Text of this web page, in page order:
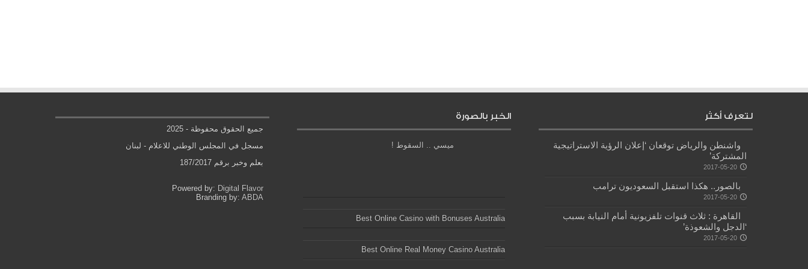
لتعرف أكثر
واشنطن والرياض توقعان ‘إعلان الرؤية الاستراتيجية
المشتركة’
2017-05-20
بالصور.. هكذا استقبل السعوديون ترامب
2017-05-20
القاهرة : ثلاث قنوات تلفزيونية أمام النيابة بسبب
‘الدجل والشعوذة’
2017-05-20
الخبر بالصورة
ميسي .. السقوط !
Best Online Casino with Bonuses Australia
Best Online Real Money Casino Australia
جميع الحقوق محفوظة - 2025
مسجل في المجلس الوطني للاعلام - لبنان
بعلم وخبر برقم 187/2017
Powered by: Digital Flavor
Branding by: ABDA